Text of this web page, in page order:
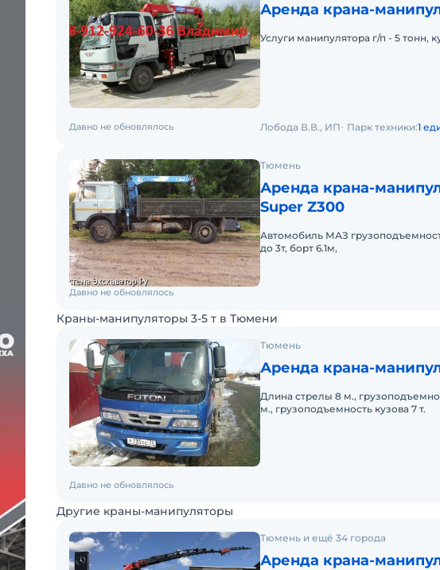
Аренда крана-
Услуги манипулятора г/п - 5 тонн,
Давно не обновлялось Лобода В.В., ИП Парк техники:1
Тюмень
Аренда крана-
Super Z300
Автомобиль МАЗ
до 3т, борт 6.1м,
Давно не обновлялось
Краны-манипуляторы 3-5 т в Тюмени
Тюмень
Аренда крана-
Длина стрелы 8 м.,
м., грузоподъемность кузова 7 т.
Давно не обновлялось
Другие краны-манипуляторы
Тюмень и ещё 34 города
Аренда крана-